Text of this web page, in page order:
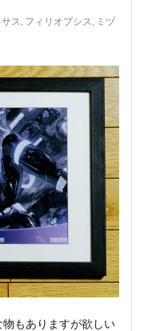
ス, フィリオプシス, ミヅ
物もありますが欲しい